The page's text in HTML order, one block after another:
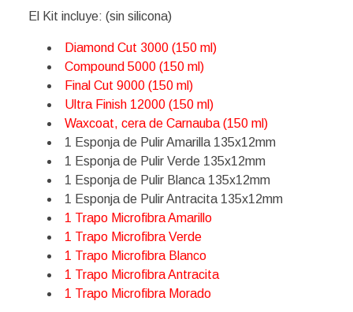
El Kit incluye: (sin silicona)
Diamond Cut 3000 (150 ml)
Compound 5000 (150 ml)
Final Cut 9000 (150 ml)
Ultra Finish 12000 (150 ml)
Waxcoat, cera de Carnauba (150 ml)
1 Esponja de Pulir Amarilla 135x12mm
1 Esponja de Pulir Verde 135x12mm
1 Esponja de Pulir Blanca 135x12mm
1 Esponja de Pulir Antracita 135x12mm
1 Trapo Microfibra Amarillo
1 Trapo Microfibra Verde
1 Trapo Microfibra Blanco
1 Trapo Microfibra Antracita
1 Trapo Microfibra Morado